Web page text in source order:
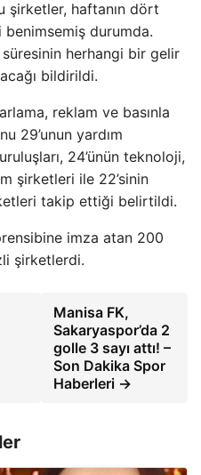
şirketler, haftanın dört
benimsemiş durumda.
herhangi bir gelir
bildirildi.
reklam ve basınla
29’unun yardım
24’ünün teknoloji,
şirketleri ile 22’sinin
takip ettiği belirtildi.
imza atan 200
şirketlerdi.
Manisa FK,
Sakaryaspor’da 2
golle 3 sayı attı! –
Son Dakika Spor
Haberleri →